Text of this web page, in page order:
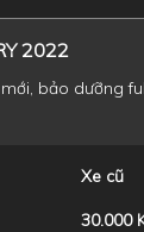
2022
bảo dưỡng
Xe cũ
30.000